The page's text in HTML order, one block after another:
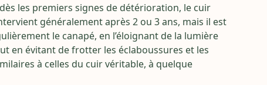
les premiers signes de détérioration, le cuir
généralement après 2 ou 3 ans, mais il est
le canapé, en l’éloignant de la lumière
en évitant de frotter les éclaboussures et les
à celles du cuir véritable, à quelque